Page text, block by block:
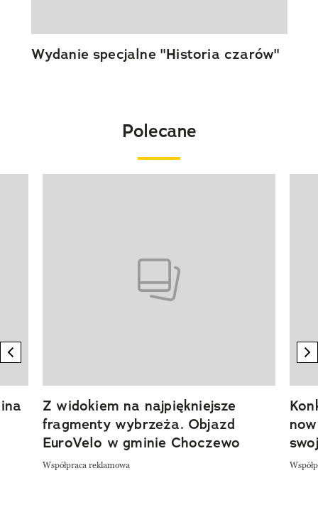
Wydanie specjalne "Historia czarów"
Polecane
previous element
Z widokiem na najpiękniejsze
fragmenty wybrzeża. Objazd
EuroVelo w gminie Choczewo
Współpraca reklamowa